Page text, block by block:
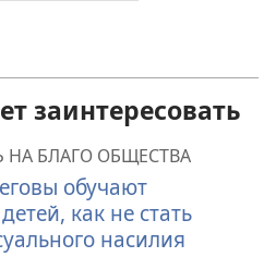
заинтересовать
НА БЛАГО ОБЩЕСТВА
обучают
как не стать
насилия